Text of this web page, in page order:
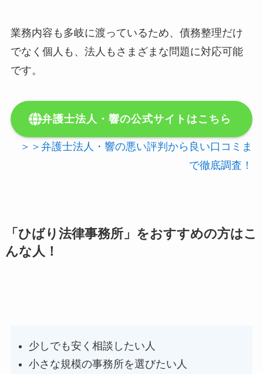
業務内容も多岐に渡っているため、債務整理だけ
でなく個人も、法人もさまざまな問題に対応可能
です。
弁護士法人・響の公式サイトはこちら
＞＞弁護士法人・響の悪い評判から良い口コミま
で徹底調査！
「ひばり法律事務所」をおすすめの方はこ
んな人！
少しでも安く相談したい人
小さな規模の事務所を選びたい人